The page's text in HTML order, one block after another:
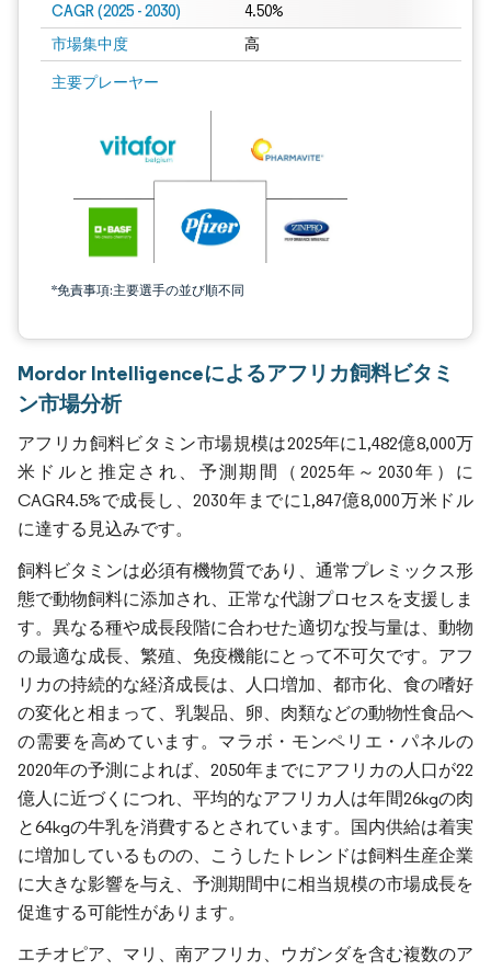
CAGR (2025 - 2030) 4.50%
市場集中度 高
主要プレーヤー
*免責事項:主要選手の並び順不同
Mordor Intelligenceによるアフリカ飼料ビタミ
ン市場分析
アフリカ飼料ビタミン市場規模は2025年に1,482億8,000万
米ドルと推定され、予測期間（2025年～2030年）に
CAGR4.5%で成長し、2030年までに1,847億8,000万米ドル
に達する見込みです。
飼料ビタミンは必須有機物質であり、通常プレミックス形
態で動物飼料に添加され、正常な代謝プロセスを支援しま
す。異なる種や成長段階に合わせた適切な投与量は、動物
の最適な成長、繁殖、免疫機能にとって不可欠です。アフ
リカの持続的な経済成長は、人口増加、都市化、食の嗜好
の変化と相まって、乳製品、卵、肉類などの動物性食品へ
の需要を高めています。マラボ・モンペリエ・パネルの
2020年の予測によれば、2050年までにアフリカの人口が22
億人に近づくにつれ、平均的なアフリカ人は年間26kgの肉
と64kgの牛乳を消費するとされています。国内供給は着実
に増加しているものの、こうしたトレンドは飼料生産企業
に大きな影響を与え、予測期間中に相当規模の市場成長を
促進する可能性があります。
エチオピア、マリ、南アフリカ、ウガンダを含む複数のア